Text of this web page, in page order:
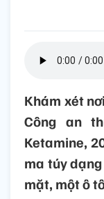
Khám xét
Công an
Ketamine,
ma túy
mặt, một ô